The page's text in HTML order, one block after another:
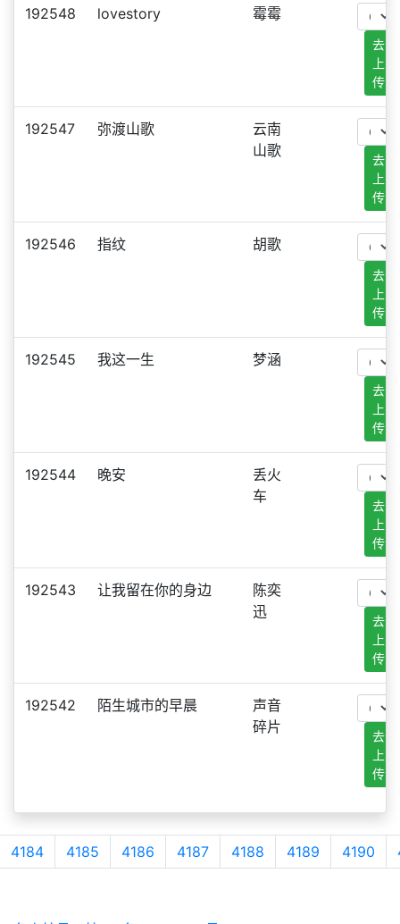
192548 lovestory 霉霉
去
上
传
192547 弥渡山歌
云南
山歌
去
上
传
192546 指纹 胡歌
去
上
传
192545 我这一生 梦涵
去
上
传
192544 晚安
丢火
车
去
上
传
192543 让我留在你的身边
陈奕
迅
去
上
传
192542 陌生城市的早晨
声音
碎片
去
上
传
4184 4185 4186 4187 4188 4189 4190